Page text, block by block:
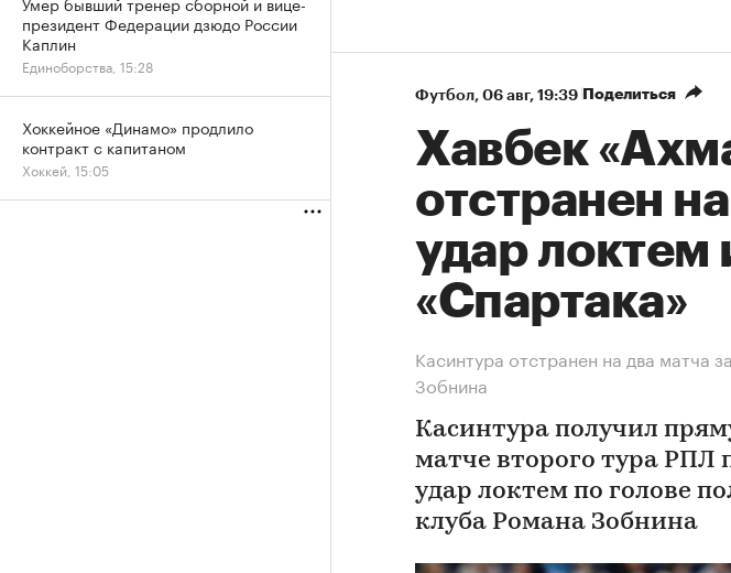
Футбол⁠, 06 авг, 19:39 Поделиться
Хавбек
отстранен
удар локтем
«Спартака»
Касинтура отстранен на два матча
Зобнина
Касинтура получил
матче второго тура РПЛ
удар локтем по голове
клуба Романа Зобнина
президент Федерации дзюдо России
Каплин
Единоборства, 15:28
Хоккейное «Динамо» продлило
контракт с капитаном
Хоккей, 15:05